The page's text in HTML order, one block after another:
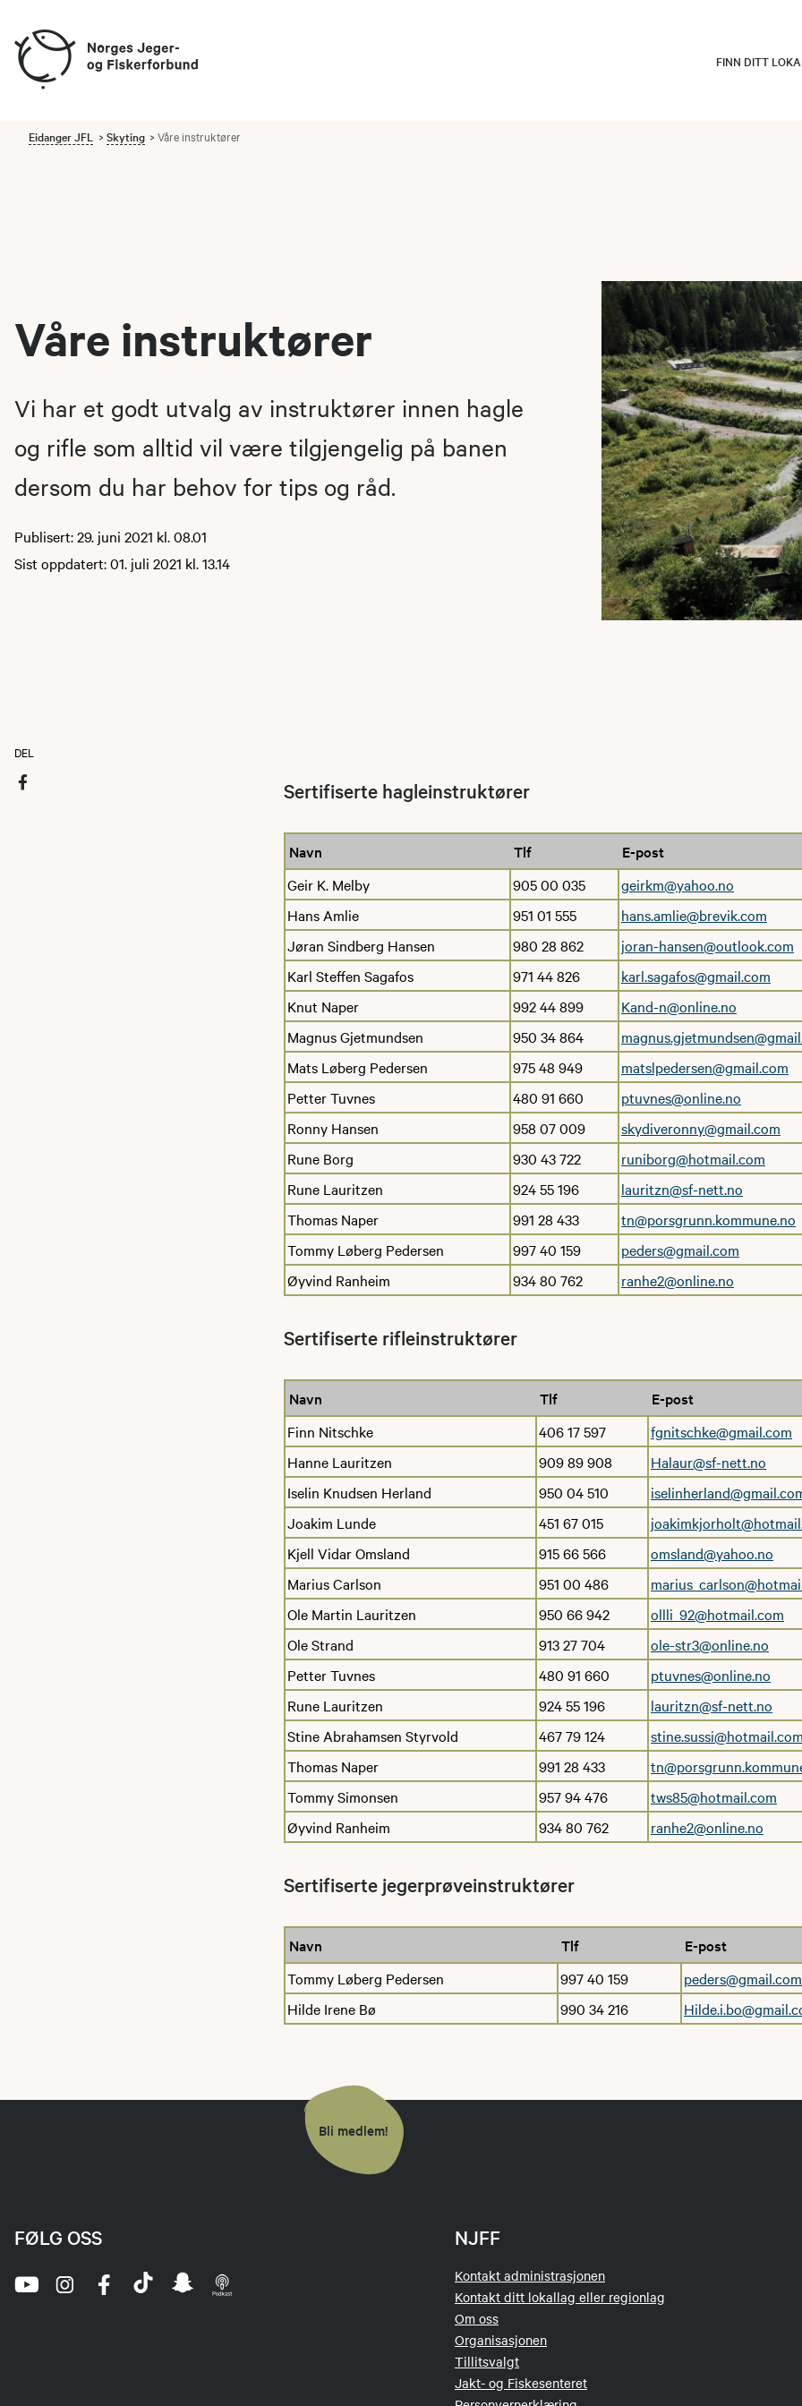
FINN DITT
Eidanger JFL Skyting Våre instruktører
Våre instruktører
Vi har et godt utvalg av instruktører innen hagle
og rifle som alltid vil være tilgjengelig på banen
dersom du har behov for tips og råd.
Publisert: 29. juni 2021 kl. 08.01
Sist oppdatert: 01. juli 2021 kl. 13.14
DEL
Sertifiserte hagleinstruktører
Navn Tlf
E-post
Geir K. Melby
905 00 035
geirkm@yahoo.no
Hans Amlie
951 01 555
hans.amlie@brevik.com
Jøran Sindberg Hansen
980 28 862
joran-hansen@outlook.com
Karl Steffen Sagafos
971 44 826
karl.sagafos@gmail.com
Knut Naper
992 44 899
Kand-n@online.no
Magnus Gjetmundsen
950 34 864
Mats Løberg Pedersen
975 48 949
matslpedersen@gmail.com
Petter Tuvnes
480 91 660
ptuvnes@online.no
Ronny Hansen
958 07 009
skydiveronny@gmail.com
Rune Borg
930 43 722
runiborg@hotmail.com
Rune Lauritzen
924 55 196
lauritzn@sf-nett.no
Thomas Naper
991 28 433
tn@porsgrunn.kommune.no
Tommy Løberg Pedersen
997 40 159
peders@gmail.com
Øyvind Ranheim
934 80 762 ranhe2@online.no
​Sertifiserte rifleinstruktører
Navn Tlf
E-post
Finn Nitschke
406 17 597
fgnitschke@gmail.com
Hanne Lauritzen
909 89 908
Halaur@sf-nett.no
Iselin Knudsen Herland
950 04 510
Joakim Lunde
451 67 015
Kjell Vidar Omsland
915 66 566
omsland@yahoo.no
Marius Carlson
951 00 486
Ole Martin Lauritzen
950 66 942
ollli_92@hotmail.com
Ole Strand
913 27 704
ole-str3@online.no
Petter Tuvnes
480 91 660
ptuvnes@online.no
Rune Lauritzen
924 55 196
lauritzn@sf-nett.no
Stine Abrahamsen Styrvold
467 79 124
Thomas Naper
991 28 433
Tommy Simonsen
957 94 476
tws85@hotmail.com
Øyvind Ranheim
934 80 762 ranhe2@online.no
Sertifiserte jegerprøveinstruktører
Navn Tlf
E-post
Tommy Løberg Pedersen
997 40 159
peders@gmail.com
Hilde Irene Bø
990 34 216
Bli medlem!
NJFF
Kontakt administrasjonen
Kontakt ditt lokallag eller regionlag
Om oss
Organisasjonen
Tillitsvalgt
Jakt- og Fiskesenteret
FØLG OSS